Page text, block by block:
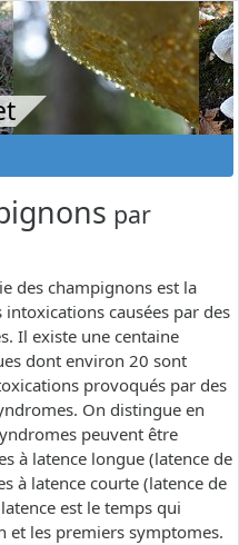
par
des champignons est la
intoxications causées par des
Il existe une centaine
dont environ 20 sont
provoqués par des
On distingue en
peuvent être
à latence longue (latence de
à latence courte (latence de
est le temps qui
et les premiers symptomes.